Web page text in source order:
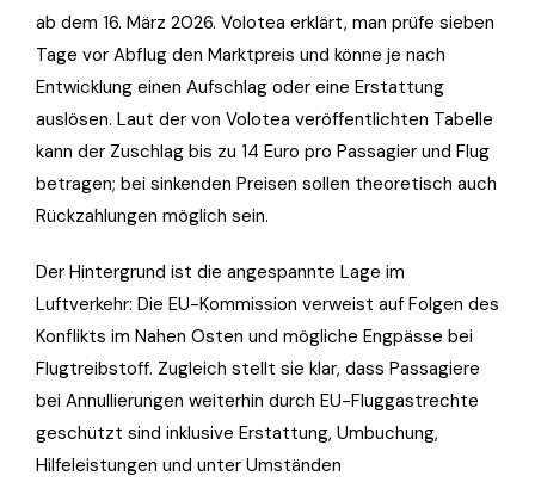
ab dem 16. März 2026. Volotea erklärt, man prüfe sieben
Tage vor Abflug den Marktpreis und könne je nach
Entwicklung einen Aufschlag oder eine Erstattung
auslösen. Laut der von Volotea veröffentlichten Tabelle
kann der Zuschlag bis zu 14 Euro pro Passagier und Flug
betragen; bei sinkenden Preisen sollen theoretisch auch
Rückzahlungen möglich sein.
Der Hintergrund ist die angespannte Lage im
Luftverkehr: Die EU-Kommission verweist auf Folgen des
Konflikts im Nahen Osten und mögliche Engpässe bei
Flugtreibstoff. Zugleich stellt sie klar, dass Passagiere
bei Annullierungen weiterhin durch EU-Fluggastrechte
geschützt sind inklusive Erstattung, Umbuchung,
Hilfeleistungen und unter Umständen